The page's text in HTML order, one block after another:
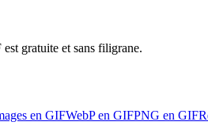
gratuite et sans filigrane.
en GIFWebP en GIFPNG en GIF